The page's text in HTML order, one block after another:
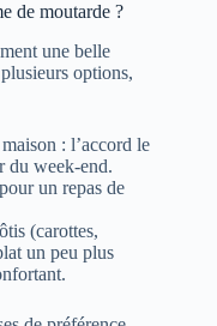
de moutarde ?
une belle
options,
: l’accord le
du week-end.
un repas de
(carottes,
un peu plus